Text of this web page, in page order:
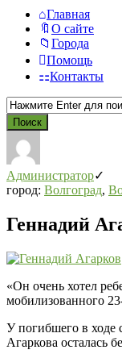
Главная
О сайте
Города
Помощь
Контакты
Администратор
город: Волгоград,
Геннадий
«Он очень хотел
мобилизованного
У погибшего в ходе
Агаркова осталась